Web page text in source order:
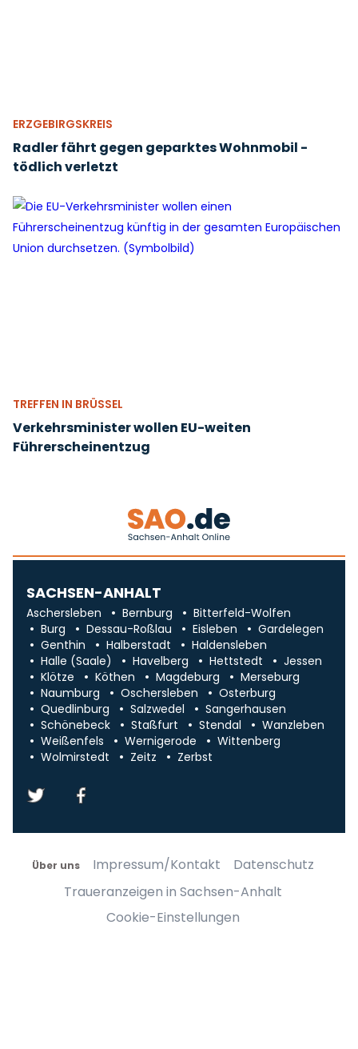
ERZGEBIRGSKREIS
Radler fährt gegen geparktes Wohnmobil -
tödlich verletzt
TREFFEN IN BRÜSSEL
Verkehrsminister wollen EU-weiten
Führerscheinentzug
SACHSEN-ANHALT
Aschersleben Bernburg
Bitterfeld-Wolfen
Burg
Dessau-Roßlau Eisleben
Gardelegen
Genthin
Halberstadt
Haldensleben
Halle (Saale)
Havelberg Hettstedt
Jessen
Klötze
Köthen Magdeburg
Merseburg
Naumburg
Oschersleben
Osterburg
Quedlinburg
Salzwedel
Sangerhausen
Schönebeck
Staßfurt Stendal
Wanzleben
Weißenfels
Wernigerode
Wittenberg
Wolmirstedt
Zeitz Zerbst
Über uns Impressum/Kontakt
Datenschutz
Traueranzeigen in Sachsen-Anhalt
Cookie-Einstellungen